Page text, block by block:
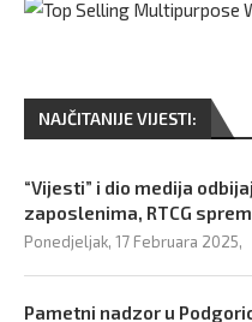
NAJČITANIJE VIJESTI:
“Vijesti” i dio medija
zaposlenima, RTCG
Ponedjeljak, 17 Februara 2025,
Pametni nadzor u